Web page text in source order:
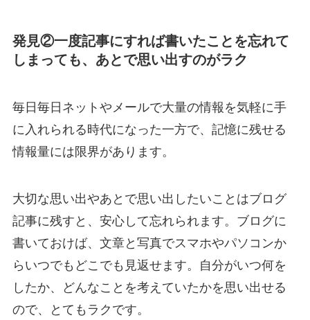
発見②一度記事にすれば書いたことを忘れて
しまっても、あとで思い出すのがラク
毎日毎日ネットやメールで大量の情報を気軽に手
に入れられる時代になった一方で、記憶に残せる
情報量には限界があります。
大切な思い出やあとで思い出したいことはブログ
記事に残すと、安心して忘れられます。ブログに
書いておけば、文章と写真でスマホやパソコンか
らいつでもどこでも見返せます。自分がいつ何を
したか、どんなことを考えていたかを思い出せる
ので、とてもラクです。